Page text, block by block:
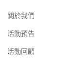
關於我們
活動預告
活動回顧